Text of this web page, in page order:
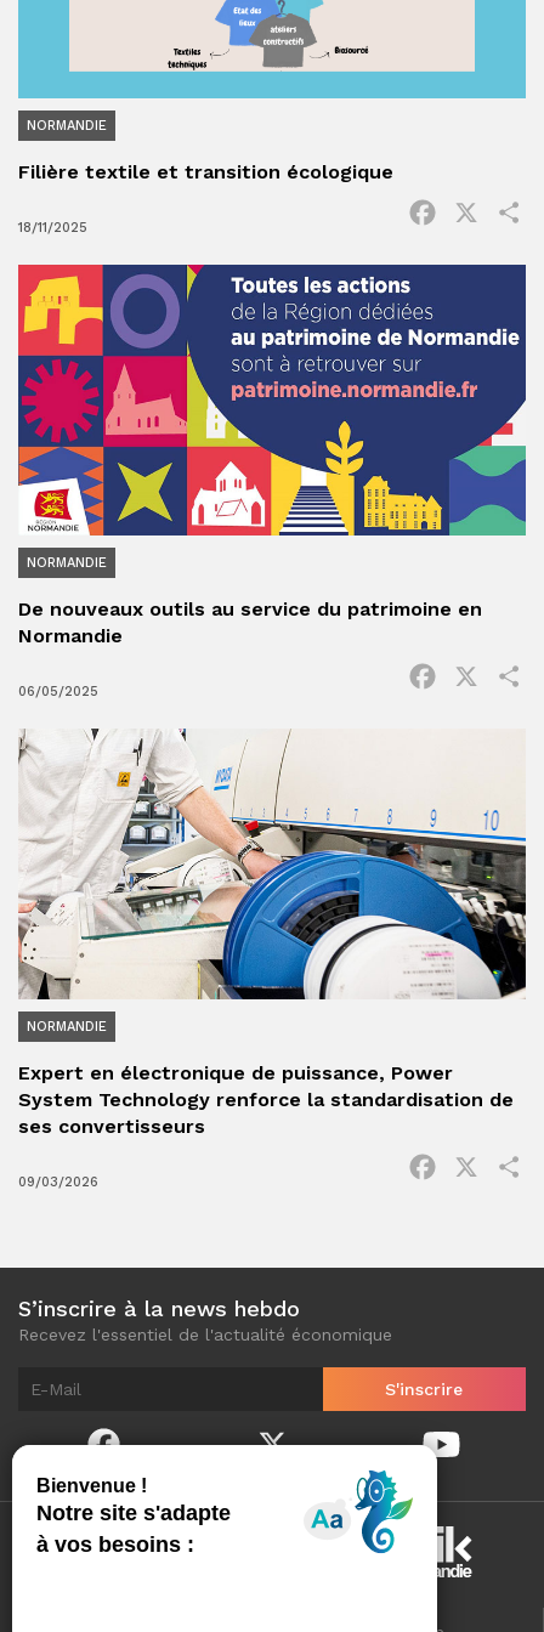
NORMANDIE
Filière textile et transition écologique
18/11/2025
Facebook
NORMANDIE
De nouveaux outils au service du patrimoine en
Normandie
06/05/2025
Facebook
NORMANDIE
Expert en électronique de puissance, Power
System Technology renforce la standardisation de
ses convertisseurs
09/03/2026
Facebook
S’inscrire à la news hebdo
Recevez l'essentiel de l'actualité économique